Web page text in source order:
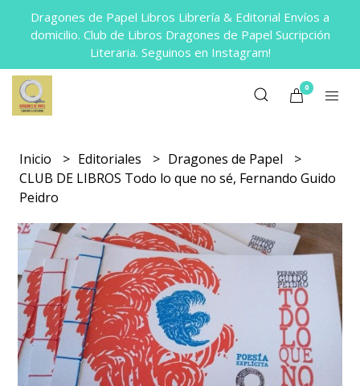
Dragones de Papel Libros Librería & Editorial Envíos a
domicilio. Club de Libros Dragones de Papel Sucripción
Literaria. Seguinos en Instagram!
0
Inicio Editoriales
Dragones de Papel
CLUB DE LIBROS Todo lo que no sé, Fernando Guido
Peidro